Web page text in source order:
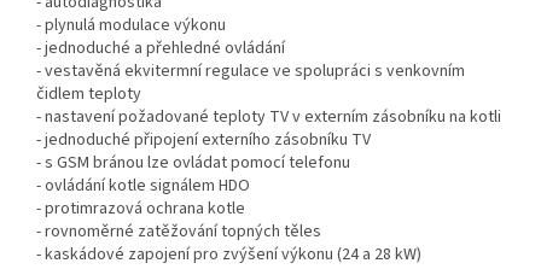
- plynulá modulace výkonu
- jednoduché a přehledné ovládání
- vestavěná ekvitermní regulace ve spolupráci s venkovním
čidlem teploty
- nastavení požadované teploty TV v externím zásobníku na kotli
- jednoduché připojení externího zásobníku TV
- s GSM bránou lze ovládat pomocí telefonu
- ovládání kotle signálem HDO
- protimrazová ochrana kotle
- rovnoměrné zatěžování topných těles
- kaskádové zapojení pro zvýšení výkonu (24 a 28 kW)